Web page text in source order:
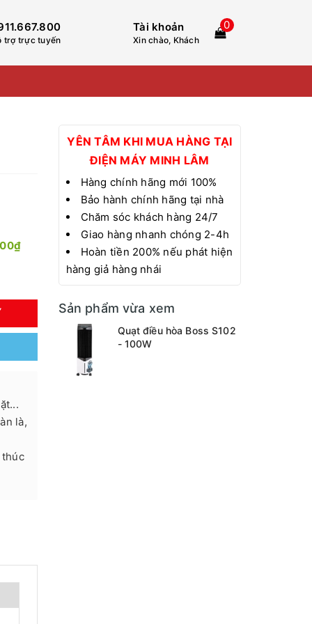
trợ trực tuyến
Tài khoản
Xin chào, Khách
0
là,
thúc
YÊN TÂM KHI MUA HÀNG TẠI
ĐIỆN MÁY MINH LÂM
Hàng chính hãng mới 100%
Bảo hành chính hãng tại nhà
Chăm sóc khách hàng 24/7
Giao hàng nhanh chóng 2-4h
Hoàn tiền 200% nếu phát hiện
hàng giả hàng nhái
Sản phẩm vừa xem
Quạt điều hòa Boss S102
- 100W